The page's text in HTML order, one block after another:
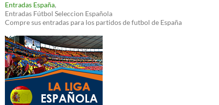
Entradas España,
Entradas Fútbol Seleccion Española
Compre sus entradas para los partidos de futbol de España